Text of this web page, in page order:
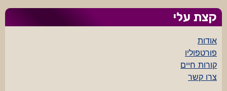
קצת עלי
אודות
פורטפוליו
קורות חיים
צרו קשר